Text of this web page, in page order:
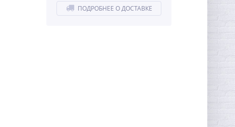
ПОДРОБНЕЕ О ДОСТАВКЕ